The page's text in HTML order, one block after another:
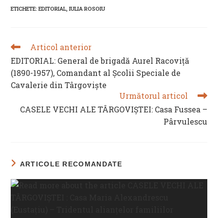
windowwindow
ETICHETE:EDITORIAL IULIA ROSOIU
READ
ARTICLES
Articol anterior
EDITORIAL: General de brigadă Aurel Racoviţă
(1890-1957), Comandant al Şcolii Speciale de
Cavalerie din Târgovişte
Următorul articol
CASELE VECHI ALE TÂRGOVIȘTEI: Casa Fussea –
Pârvulescu
ARTICOLE RECOMANDATE